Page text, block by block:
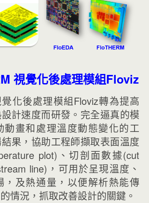
視覺化後處理模組Floviz
覺化後處理模組Floviz轉為提高
計速度而研發。完全逼真的模
動畫和處理溫度動態變化的工
果，協助工程師擷取表面溫度
plot)、切剖面數據(cut
line)，可用於呈現溫度、
，及熱通量，以便解析熱能傳
情況，抓取改善設計的關鍵。